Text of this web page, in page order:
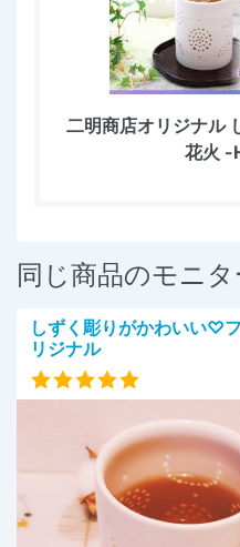
二明商店オリジナル
花火 -
同じ商品のモニタ
しずく彫りがかわいい♡
リジナル